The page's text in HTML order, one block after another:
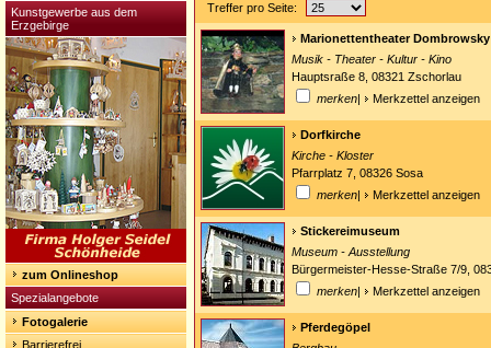
Kunstgewerbe aus dem
Erzgebirge
zum Onlineshop
Spezialangebote
Fotogalerie
Barrierefrei
Treffer pro Seite:
Marionettentheater Dombrowsky
Musik - Theater - Kultur - Kino
Hauptsraße 8, 08321 Zschorlau
merken| Merkzettel anzeigen
Dorfkirche
Kirche - Kloster
Pfarrplatz 7, 08326 Sosa
merken| Merkzettel anzeigen
Stickereimuseum
Museum - Ausstellung
Bürgermeister-Hesse-Straße 7/9,
merken| Merkzettel anzeigen
Pferdegöpel